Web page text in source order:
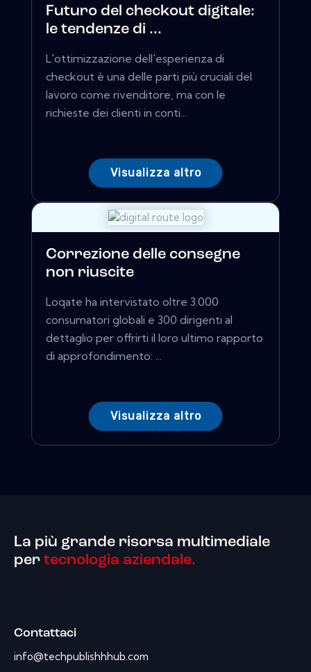
Futuro del checkout digitale:
le tendenze di ...
L'ottimizzazione dell'esperienza di
checkout è una delle parti più cruciali del
lavoro come rivenditore, ma con le
richieste dei clienti in conti...
Visualizza altro
Correzione delle consegne
non riuscite
Loqate ha intervistato oltre 3.000
consumatori globali e 300 dirigenti al
dettaglio per offrirti il ​​loro ultimo rapporto
di approfondimento: ...
Visualizza altro
La più grande risorsa multimediale
per tecnologia aziendale.
Contattaci
info@techpublishhhub.com